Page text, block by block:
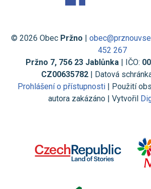
© 2026 Obec Pržno |
452 267
Pržno 7, 756 23 Jablůnka | IČO:
CZ00635782 | Datová
Prohlášení o přístupnosti | Použití
autora zakázáno | Vytvořil